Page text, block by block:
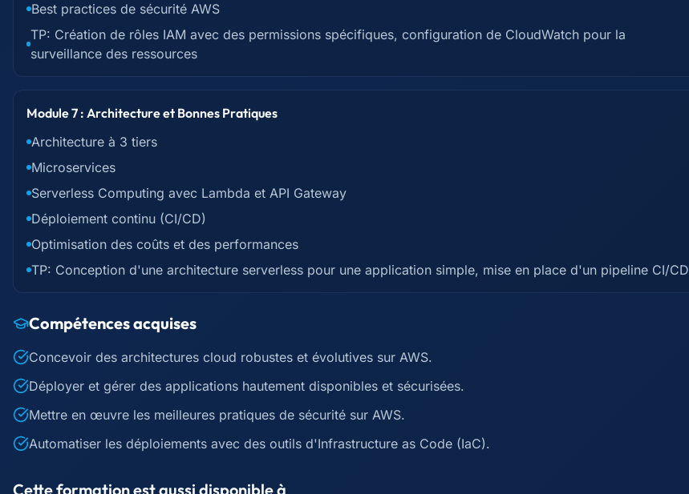
Best practices de sécurité AWS
TP: Création de rôles IAM avec des permissions spécifiques, configuration de CloudWatch pour la
surveillance des ressources
Module 7 : Architecture et Bonnes Pratiques
Architecture à 3 tiers
Microservices
Serverless Computing avec Lambda et API Gateway
Déploiement continu (CI/CD)
Optimisation des coûts et des performances
TP: Conception d'une architecture serverless pour une application simple, mise en place d'un pipeline CI/CD
Compétences acquises
Concevoir des architectures cloud robustes et évolutives sur AWS.
Déployer et gérer des applications hautement disponibles et sécurisées.
Mettre en œuvre les meilleures pratiques de sécurité sur AWS.
Automatiser les déploiements avec des outils d'Infrastructure as Code (IaC).
Cette formation est aussi disponible à